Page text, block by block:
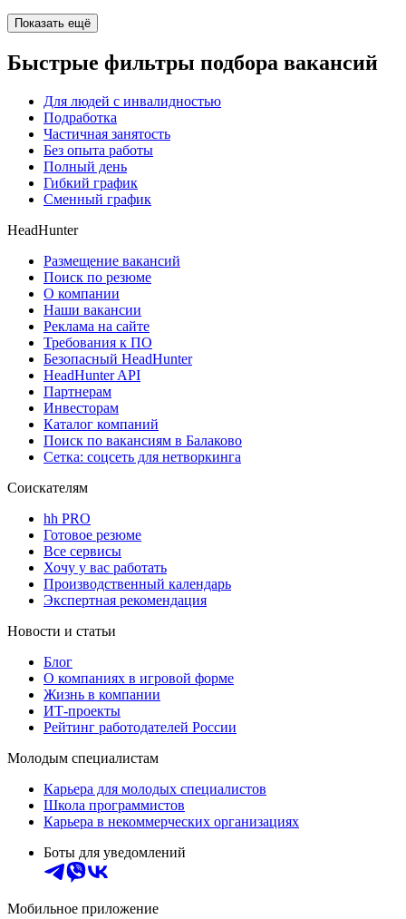
Показать ещё
Быстрые фильтры подбора вакансий
Для людей с инвалидностью
Подработка
Частичная занятость
Без опыта работы
Полный день
Гибкий график
Сменный график
HeadHunter
Размещение вакансий
Поиск по резюме
О компании
Наши вакансии
Реклама на сайте
Требования к ПО
Безопасный HeadHunter
HeadHunter API
Партнерам
Инвесторам
Каталог компаний
Поиск по вакансиям в Балаково
Сетка: соцсеть для нетворкинга
Соискателям
hh PRO
Готовое резюме
Все сервисы
Хочу у вас работать
Производственный календарь
Экспертная рекомендация
Новости и статьи
Блог
О компаниях в игровой форме
Жизнь в компании
ИТ-проекты
Рейтинг работодателей России
Молодым специалистам
Карьера для молодых специалистов
Школа программистов
Карьера в некоммерческих организациях
Боты для уведомлений
Мобильное приложение